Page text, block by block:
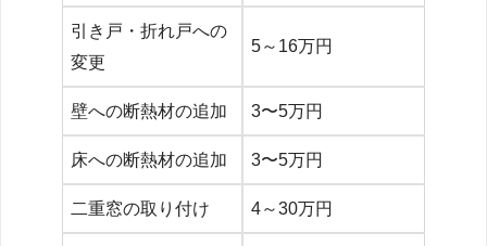
引き戸・折れ戸への
変更
5～16万円
壁への断熱材の追加 3〜5万円
床への断熱材の追加 3〜5万円
二重窓の取り付け 4～30万円